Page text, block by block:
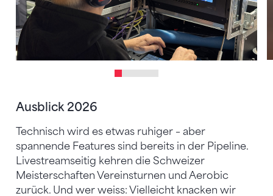
Ausblick 2026
Technisch wird es etwas ruhiger – aber
spannende Features sind bereits in der Pipeline.
Livestreamseitig kehren die Schweizer
Meisterschaften Vereinsturnen und Aerobic
zurück. Und wer weiss: Vielleicht knacken wir